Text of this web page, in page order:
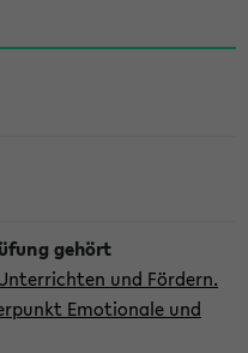
und Fördern.
Emotionale und